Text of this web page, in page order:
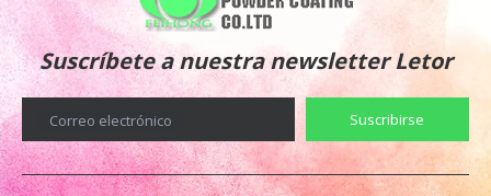
Suscríbete a nuestra newsletter Letor
Correo electrónico Suscribirse